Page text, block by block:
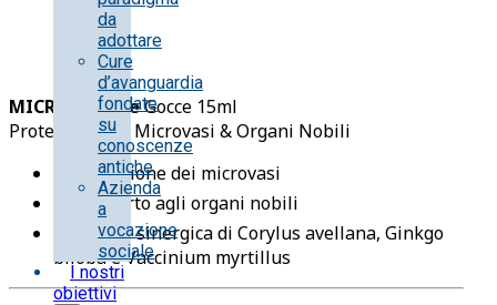
da
adottare
Cure
d’avanguardia
fondate
su
conoscenze
antiche
Azienda
a
vocazione
sociale
I nostri
obiettivi
MICROVEN feeGocce 15ml
Protezione dei Microvasi & Organi Nobili
🩸 Protezione dei microvasi
🛡 Supporto agli organi nobili
🌿 Azione sinergica di Corylus avellana, Ginkgo
biloba e Vaccinium myrtillus